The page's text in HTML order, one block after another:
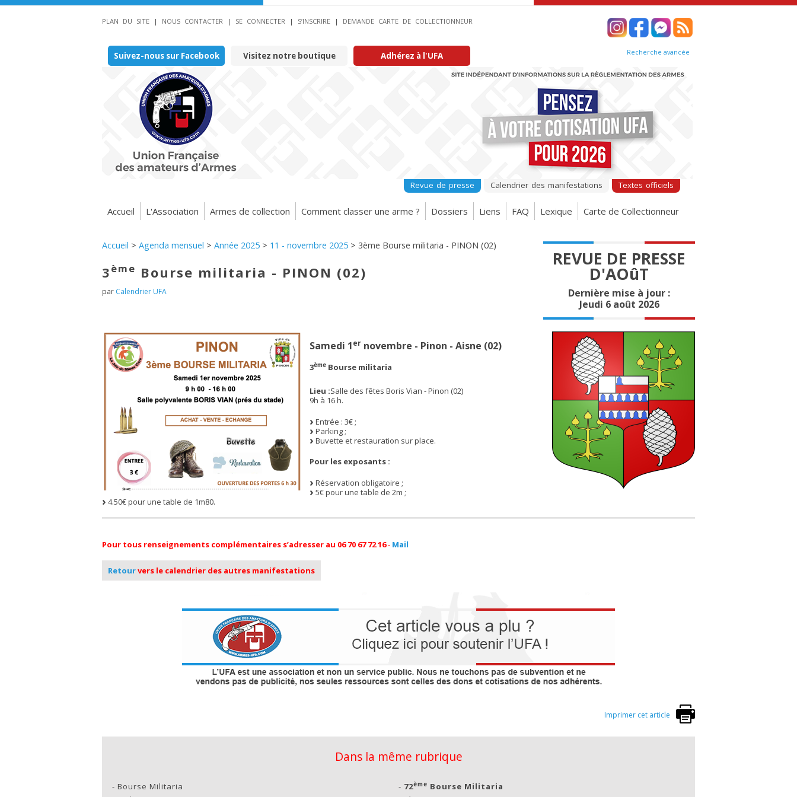
PLAN DU SITE | NOUS CONTACTER | SE CONNECTER | S’INSCRIRE | DEMANDE CARTE DE COLLECTIONNEUR
Suivez-nous sur Facebook Visitez notre boutique Adhérez à l'UFA Recherche avancée
Revue de presse Calendrier des manifestations Textes officiels
Accueil L'Association Armes de collection Comment classer une arme ? Dossiers Liens FAQ Lexique Carte de Collectionneur
REVUE DE PRESSE
D'AOûT
Dernière mise à jour :
Jeudi 6 août 2026
Accueil > Agenda mensuel > Année 2025 > 11 - novembre 2025 > 3ème Bourse militaria - PINON (02)
3ème Bourse militaria - PINON (02)
par Calendrier UFA
Samedi 1er novembre - Pinon - Aisne (02)
3ème Bourse militaria
Lieu :Salle des fêtes Boris Vian - Pinon (02)
9h à 16 h.
Entrée : 3€ ;
Parking ;
Buvette et restauration sur place.
Pour les exposants :
Réservation obligatoire ;
5€ pour une table de 2m ;
4.50€ pour une table de 1m80.
Pour tous renseignements complémentaires s’adresser au 06 70 67 72 16- Mail
Retourvers le calendrier des autres manifestations
Imprimer cet article
Dans la même rubrique
- Bourse Militaria - 72ème Bourse Militaria